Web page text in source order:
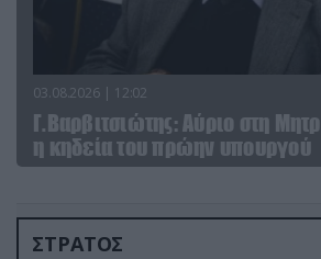
03.08.2026 | 12:02
Γ.Βαρβιτσιώτης: Aύριο στη
η κηδεία του πρώην υπουργού
ΣΤΡΑΤΟΣ